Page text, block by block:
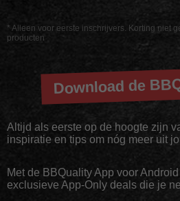
* Alleen voor eerste inschrijvers. Korting niet
producten
Download de
Altijd als eerste op de hoogte zijn
inspiratie en tips om nóg meer uit
Met de BBQuality App voor
exclusieve App-Only deals die je